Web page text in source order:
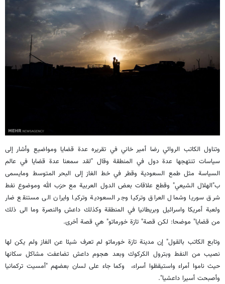
وتناول الكاتب الروائي رضا أمير خاني في تقريره عدة قضايا ومواضيع وأشار إلى
سياسات تنتهجها عدة دول في المنطقة وقال "لقد سمعنا عدة قضايا في عالم
السياسة مثل طمع السعودية وقطر في خط الغاز إلى البحر المتوسط ومايسمى
ب"الهلال الشيعي" وقطع علاقات بعض الدول العربية مع حزب الله وموضوع نفط
شرق سوريا وشمال العراق وتركيا وجر السعودية وتركيا وايران الى مستنقع ضار
ولعبة أمريكا واسرائيل وبريطانيا في المنطقة وكذلك داعش والنصرة وما الى ذلك
من قضايا" موضحا: لكن قصة" تازة خورماتو" هي قصة أخرى.
وتابع الكاتب بالقول" إن مدينة تازة خورماتو لم تعرف شيئا عن الغاز ولم يكن لها
نصيب من النفط وبترول الكركوك وبعد هجوم داعش تضاعفت مشاكل سكانها
حيث ناموا أمراء واستيقظوا أسراء، وكما جاء على لسان بعضهم "أمسيت تركمانيا
وأصبحت أسيرا داعشيا".